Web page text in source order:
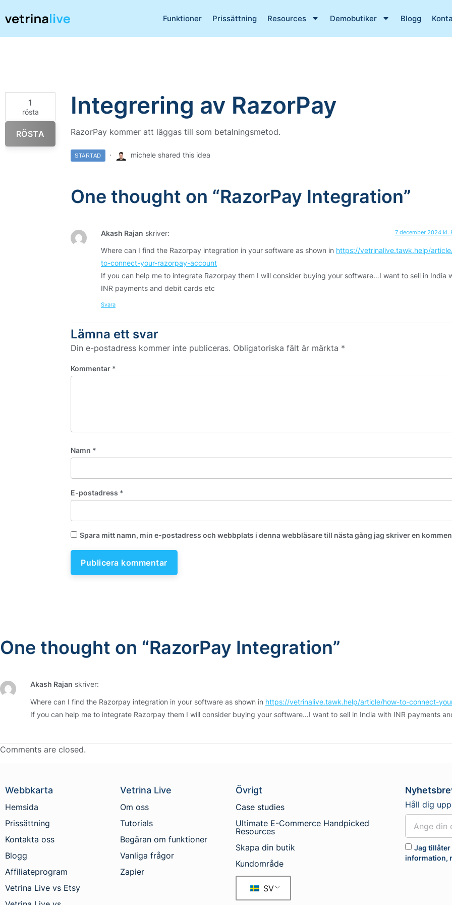
Funktioner Prissättning Resources Demobutiker Blogg
1
rösta
RÖSTA
Integrering av RazorPay
RazorPay kommer att läggas till som betalningsmetod.
STARTAD michele shared this idea
One thought on “RazorPay Integration”
Akash Rajan skriver: 7 december 2024 kl.
Where can I find the Razorpay integration in your software as shown in https://vetrinalive.tawk.help/
to-connect-your-razorpay-account
If you can help me to integrate Razorpay them I will consider buying your software…I want to sell in India
INR payments and debit cards etc
Svara
Lämna ett svar
Din e-postadress kommer inte publiceras. Obligatoriska fält är märkta *
Kommentar *
Namn *
E-postadress *
Spara mitt namn, min e-postadress och webbplats i denna webbläsare till nästa gång jag skriver en
One thought on “RazorPay Integration”
Akash Rajan skriver:
Where can I find the Razorpay integration in your software as shown in https://vetrinalive.tawk.help/article/how-to-connect-
If you can help me to integrate Razorpay them I will consider buying your software…I want to sell in India with INR payments
Comments are closed.
Webbkarta
Hemsida
Prissättning
Kontakta oss
Blogg
Affiliateprogram
Vetrina Live vs Etsy
Vetrina Live
Om oss
Tutorials
Begäran om funktioner
Vanliga frågor
Zapier
Övrigt
Case studies
Ultimate E-Commerce Handpicked
Resources
Skapa din butik
Kundområde
SV
Håll dig
Jag tillåter
information,